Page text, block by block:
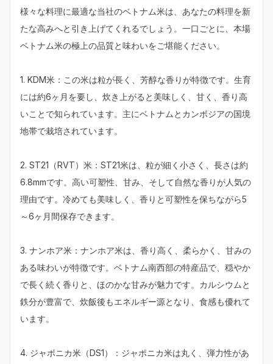
様々な料理に最適な当社のベトナム米は、あなたの料理を新
たな高みへと引き上げてくれるでしょう。一口ごとに、本場
ベトナム米の極上の品質と味わいをご堪能ください。
1. KDM米：この米は粒が長く、芳醇な香りが特徴です。生育
には約6ヶ月を要し、炊き上がると美味しく、甘く、香り高
いことで知られています。主にベトナムとカンボジアの国境
地帯で栽培されています。
2. ST21（RVT）米：ST21米は、粒が細く小さく、長さは約
6.8mmです。高い可塑性、甘み、そして自然な香りが人気の
理由です。冷めても美味しく、香りと可塑性を保ちながら5
～6ヶ月間保存できます。
3. ナンホア米：ナンホア米は、香り高く、柔らかく、甘みの
ある味わいが特徴です。ベトナム南西部の特産品で、穏やか
で長く続く香りと、ほのかな甘みが魅力です。カルシウムと
鉄分が豊富で、炊飯後もエネルギー源となり、食感も優れて
います。
4. ジャポニカ米（DS1）：ジャポニカ米は丸く、弾力性があ